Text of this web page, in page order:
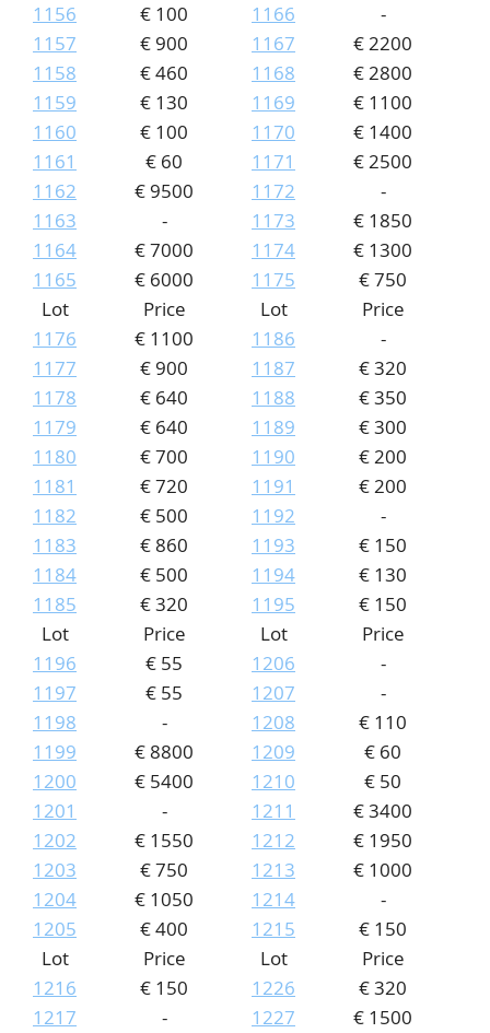
1156
€ 100
1157
€ 900
1158
€ 460
1159
€ 130
1160
€ 100
1161
€ 60
1162
€ 9500
1163
-
1164
€ 7000
1165
€ 6000
1166
-
1167
€ 2200
1168
€ 2800
1169
€ 1100
1170
€ 1400
1171
€ 2500
1172
-
1173
€ 1850
1174
€ 1300
1175
€ 750
Lot
Price
1176
€ 1100
1177
€ 900
1178
€ 640
1179
€ 640
1180
€ 700
1181
€ 720
1182
€ 500
1183
€ 860
1184
€ 500
1185
€ 320
Lot
Price
1186
-
1187
€ 320
1188
€ 350
1189
€ 300
1190
€ 200
1191
€ 200
1192
-
1193
€ 150
1194
€ 130
1195
€ 150
Lot
Price
1196
€ 55
1197
€ 55
1198
-
1199
€ 8800
1200
€ 5400
1201
-
1202
€ 1550
1203
€ 750
1204
€ 1050
1205
€ 400
Lot
Price
1206
-
1207
-
1208
€ 110
1209
€ 60
1210
€ 50
1211
€ 3400
1212
€ 1950
1213
€ 1000
1214
-
1215
€ 150
Lot
Price
1216
€ 150
1217
-
Lot
Price
1226
€ 320
1227
€ 1500